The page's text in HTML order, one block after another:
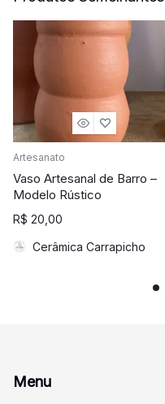
Artesanato
Vaso Artesanal de Barro –
Modelo Rústico
R$ 20,00
Cerâmica Carrapicho
Menu